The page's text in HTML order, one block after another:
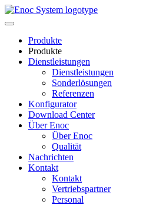
Skip
to
Produkte
Produkte
Dienstleistungen
Dienstleistungen
Sonderlösungen
Referenzen
Konfigurator
Download Center
Über Enoc
Über Enoc
Qualität
Nachrichten
Kontakt
Kontakt
Vertriebspartner
Personal